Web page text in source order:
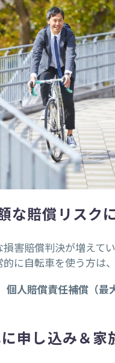
な賠償リスク
害賠償判決が増えて
に自転車を使う方は
個人賠償責任補償（最
申し込み＆家